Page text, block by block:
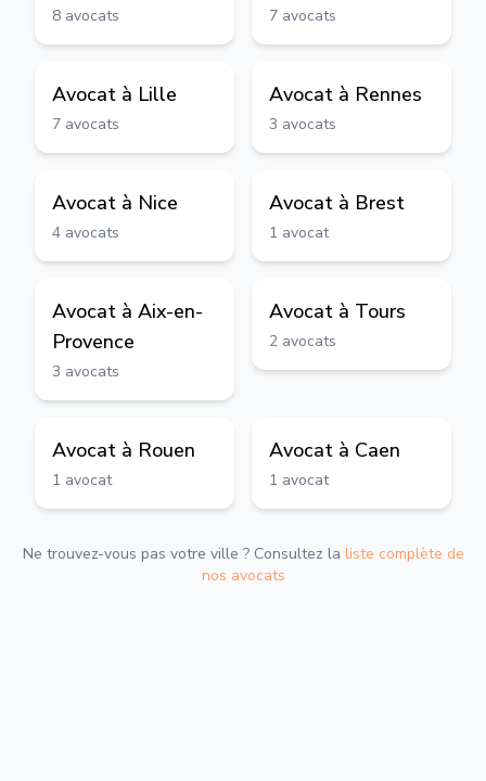
8 avocats 7 avocats
Avocat à Lille
7 avocats
Avocat à Rennes
3 avocats
Avocat à Nice
4 avocats
Avocat à Brest
1 avocat
Avocat à Aix-en-
Provence
3 avocats
Avocat à Tours
2 avocats
Avocat à Rouen
1 avocat
Avocat à Caen
1 avocat
Ne trouvez-vous pas votre ville ? Consultez la liste complète de
nos avocats